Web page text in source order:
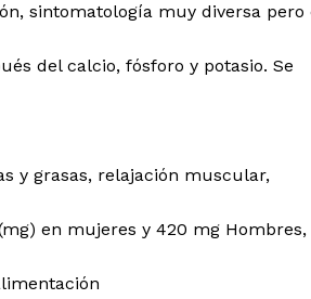
sintomatología muy diversa pero
del calcio, fósforo y potasio. Se
y grasas, relajación muscular,
en mujeres y 420 mg Hombres,